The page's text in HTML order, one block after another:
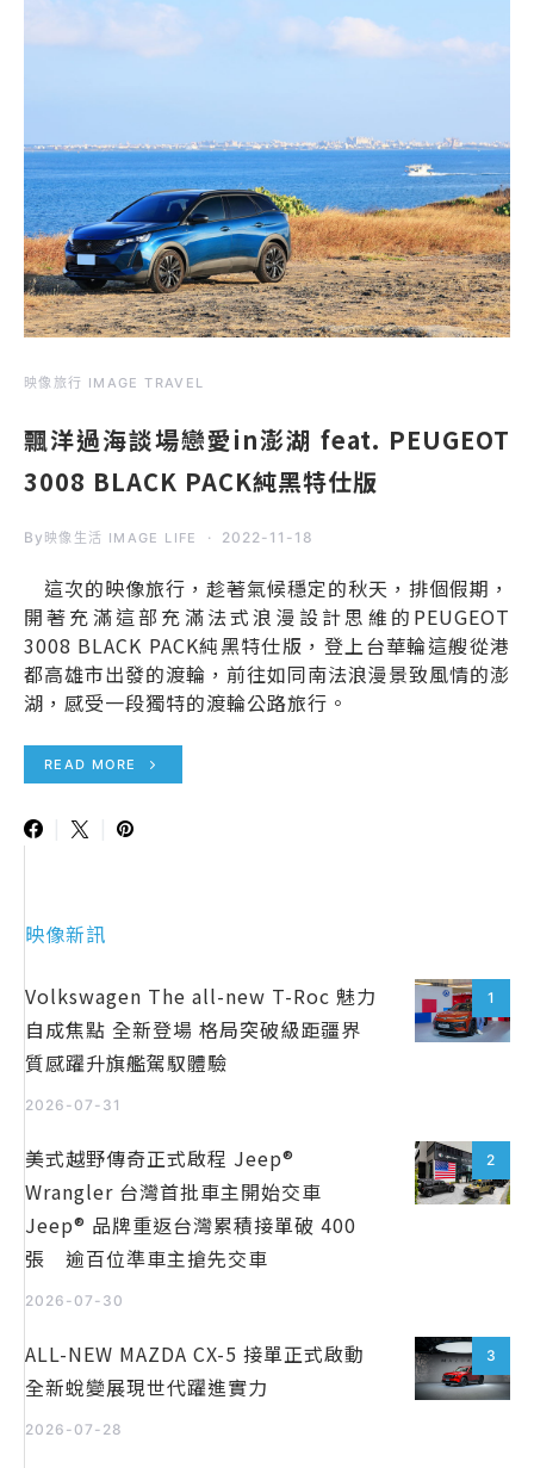
映像旅行 IMAGE TRAVEL
飄洋過海談場戀愛in澎湖 feat. PEUGEOT
3008 BLACK PACK純黑特仕版
By 映像生活 IMAGE LIFE 2022-11-18
這次的映像旅行，趁著氣候穩定的秋天，排個假期，
開著充滿這部充滿法式浪漫設計思維的PEUGEOT
3008 BLACK PACK純黑特仕版，登上台華輪這艘從港
都高雄市出發的渡輪，前往如同南法浪漫景致風情的澎
湖，感受一段獨特的渡輪公路旅行。
READ MORE
映像新訊
1
Volkswagen The all-new T-Roc 魅力
自成焦點 全新登場 格局突破級距疆界
質感躍升旗艦駕馭體驗
2026-07-31
2
美式越野傳奇正式啟程 Jeep®
Wrangler 台灣首批車主開始交車
Jeep® 品牌重返台灣累積接單破 400
張 逾百位準車主搶先交車
2026-07-30
3
ALL-NEW MAZDA CX-5 接單正式啟動
全新蛻變展現世代躍進實力
2026-07-28